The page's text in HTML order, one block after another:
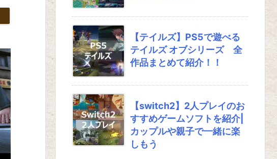
【テイルズ】PS5で遊べる
テイルズ オブシリーズ 全
作品まとめて紹介！！
【switch2】2人プレイのお
すすめゲームソフトを紹介|
カップルや親子で一緒に楽
しもう